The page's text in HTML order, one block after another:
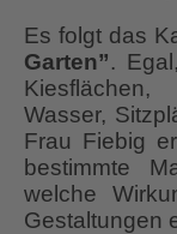
Es folgt das
Garten”.
Wasser,
Frau Fiebig
bestimmte
welche
Gestaltungen